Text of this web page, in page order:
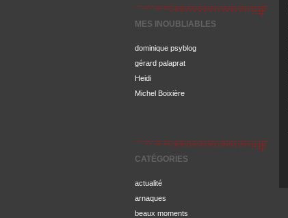
MES INOUBLIABLES
dominique psyblog
gérard palaprat
Heidi
Michel Boixière
CATÉGORIES
actualité
arnaques
beaux moments